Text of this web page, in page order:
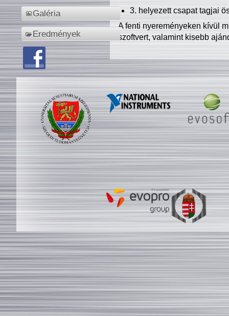
Galéria
Eredmények
3. helyezett csapat tagjai
A fenti nyereményeken kívül
szoftvert, valamint kisebb